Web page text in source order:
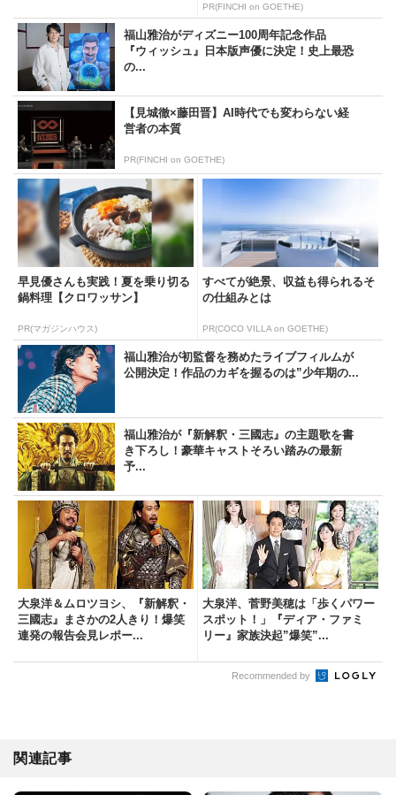
PR(FINCHI on GOETHE)
福山雅治がディズニー100周年記念作品
『ウィッシュ』日本版声優に決定！史上最恐
の...
【見城徹×藤田晋】AI時代でも変わらない経
営者の本質
PR(FINCHI on GOETHE)
早見優さんも実践！夏を乗り切る
鍋料理【クロワッサン】
PR(マガジンハウス)
すべてが絶景、収益も得られるそ
の仕組みとは
PR(COCO VILLA on GOETHE)
福山雅治が初監督を務めたライブフィルムが
公開決定！作品のカギを握るのは”少年期の...
福山雅治が『新解釈・三國志』の主題歌を書
き下ろし！豪華キャストそろい踏みの最新
予...
大泉洋＆ムロツヨシ、『新解釈・
三國志』まさかの2人きり！爆笑
連発の報告会見レポー...
大泉洋、菅野美穂は「歩くパワー
スポット！」『ディア・ファミ
リー』家族決起”爆笑”...
Recommended by
関連記事